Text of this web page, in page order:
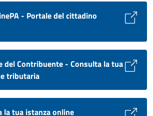
- Portale del cittadino
del Contribuente - Consulta la tua
tributaria
la tua istanza online